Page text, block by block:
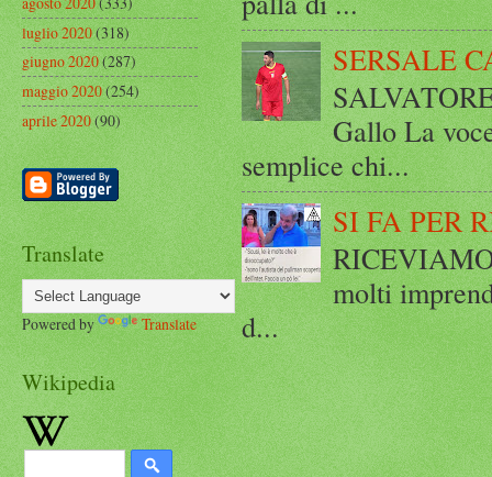
SERSALE
Gallo La
semplice chi...
SI FA PER
molti
d...
luglio 2020(318)
giugno 2020(287)
maggio 2020(254)
aprile 2020(90)
Translate
Powered by Translate
Wikipedia